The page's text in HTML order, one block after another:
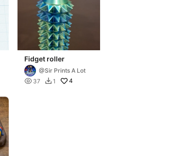
Fidget roller
@Sir Prints A Lot
 37  1 4